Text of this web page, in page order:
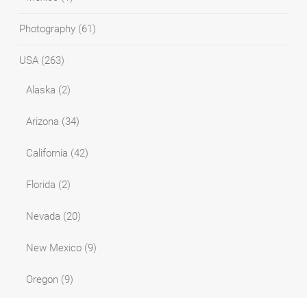
Photography (61)
USA (263)
Alaska (2)
Arizona (34)
California (42)
Florida (2)
Nevada (20)
New Mexico (9)
Oregon (9)